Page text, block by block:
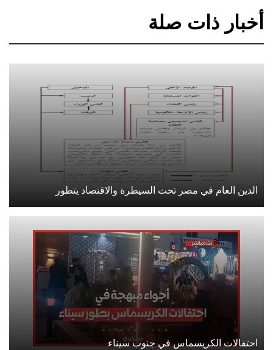
أخبار ذات صلة
الدين العام في مصر تحت السيطرة والاقتصاد يتطور
احتفالات الكريسماس في جنوب سيناء